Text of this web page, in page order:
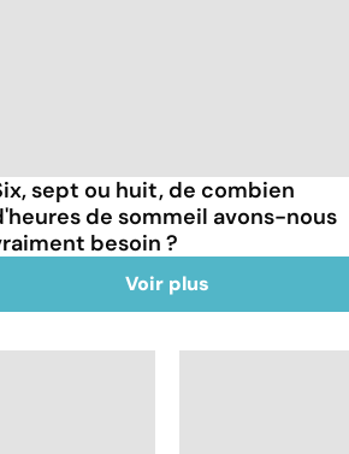
sept ou huit, de combien
de sommeil avons-nous
besoin ?
Voir plus